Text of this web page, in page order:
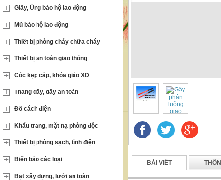
BÀI VIẾT
Giầy, Ủng bảo hộ lao động
Mũ bảo hộ lao động
Thiết bị phòng cháy chữa cháy
Thiết bị an toàn giao thông
Cóc kẹp cáp, khóa giáo XD
Thang dây, dây an toàn
Đồ cách điện
Khẩu trang, mặt nạ phòng độc
Thiết bị phòng sạch, tĩnh điện
Biển báo các loại
Bạt xây dựng, lưới an toàn